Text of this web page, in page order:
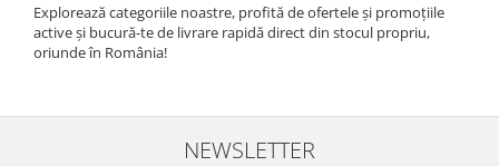
Explorează categoriile noastre, profită de ofertele și promoțiile
active și bucură-te de livrare rapidă direct din stocul propriu,
oriunde în România!
NEWSLETTER